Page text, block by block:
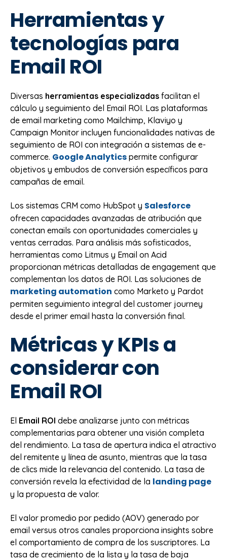
Herramientas y
tecnologías para
Email ROI
Diversas herramientas especializadas facilitan el
cálculo y seguimiento del Email ROI. Las plataformas
de email marketing como Mailchimp, Klaviyo y
Campaign Monitor incluyen funcionalidades nativas de
seguimiento de ROI con integración a sistemas de e-
commerce. Google Analytics permite configurar
objetivos y embudos de conversión específicos para
campañas de email.
Los sistemas CRM como HubSpot y Salesforce
ofrecen capacidades avanzadas de atribución que
conectan emails con oportunidades comerciales y
ventas cerradas. Para análisis más sofisticados,
herramientas como Litmus y Email on Acid
proporcionan métricas detalladas de engagement que
complementan los datos de ROI. Las soluciones de
marketing automation como Marketo y Pardot
permiten seguimiento integral del customer journey
desde el primer email hasta la conversión final.
Métricas y KPIs a
considerar con
Email ROI
El Email ROI debe analizarse junto con métricas
complementarias para obtener una visión completa
del rendimiento. La tasa de apertura indica el atractivo
del remitente y línea de asunto, mientras que la tasa
de clics mide la relevancia del contenido. La tasa de
conversión revela la efectividad de la landing page
y la propuesta de valor.
El valor promedio por pedido (AOV) generado por
email versus otros canales proporciona insights sobre
el comportamiento de compra de los suscriptores. La
tasa de crecimiento de la lista y la tasa de baja